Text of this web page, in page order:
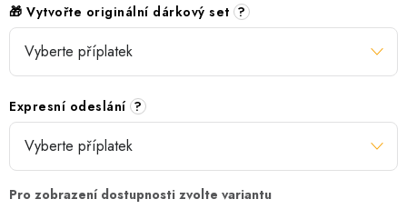
🎁 Vytvořte originální dárkový set ?
Expresní odeslání ?